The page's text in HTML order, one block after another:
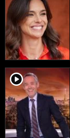
player2